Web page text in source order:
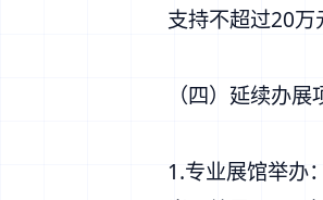
支持不超过20万
（四）延续办
1.专业展馆举办